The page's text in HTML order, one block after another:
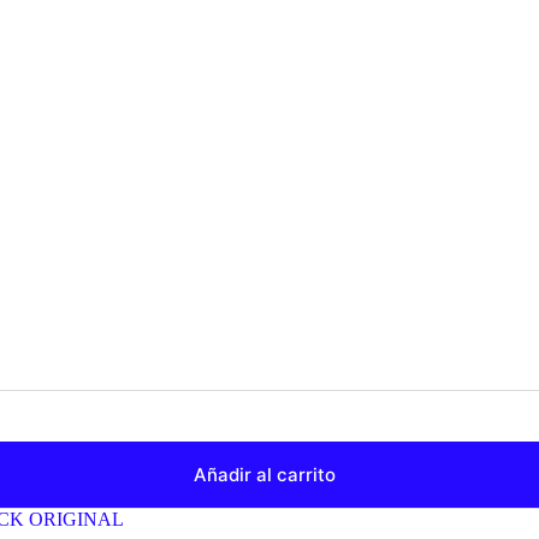
Añadir al carrito
ORIGINAL